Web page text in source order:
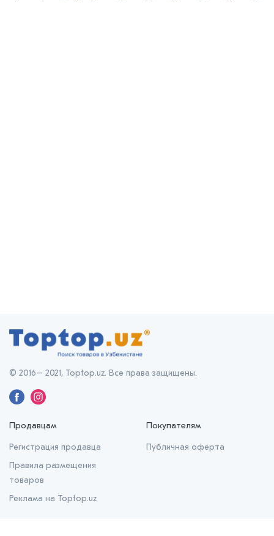
Продавцам
Регистрация продавца
Правила размещения
товаров
Реклама на Toptop.uz
Покупателям
Публичная оферта
© 2016– 2021, Toptop.uz. Все права защищены.